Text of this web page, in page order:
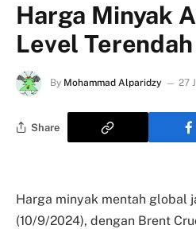
Harga Minyak
Level
By Mohammad Alparidzy 27
Share
Harga minyak mentah global
(10/9/2024), dengan Brent